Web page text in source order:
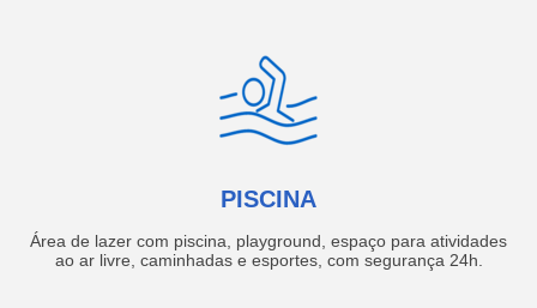
PISCINA
Área de lazer com piscina, playground, espaço para atividades
ao ar livre, caminhadas e esportes, com segurança 24h.